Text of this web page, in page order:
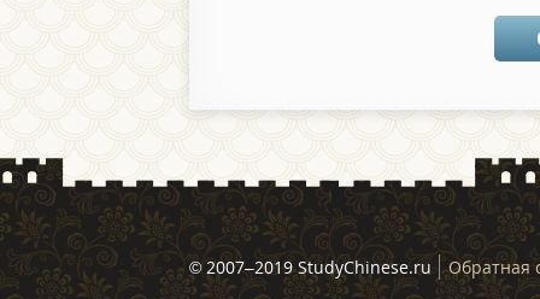
© 2007–2019 StudyChinese.ru Обратная